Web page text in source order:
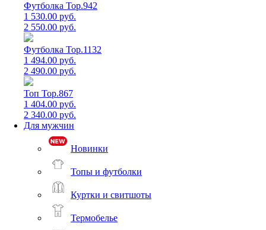
Футболка Top.942
1 530.00 руб.
2 550.00 руб.
Футболка Top.1132
1 494.00 руб.
2 490.00 руб.
Топ Top.867
1 404.00 руб.
2 340.00 руб.
Для мужчин
Новинки
Топы и футболки
Куртки и свитшоты
Термобелье